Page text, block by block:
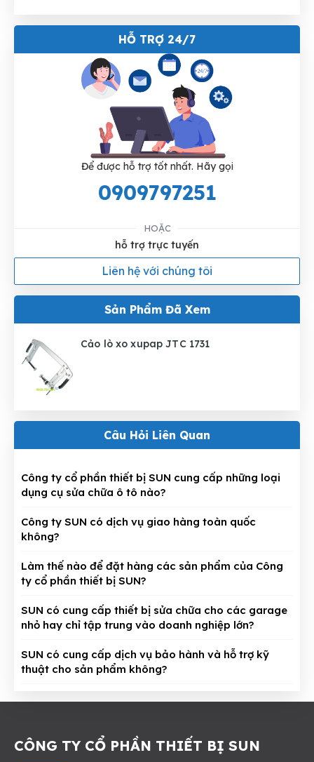
HỖ TRỢ 24/7
Để được hỗ trợ tốt nhất. Hãy gọi
0909797251
HOẶC
hỗ trợ trực tuyến
Liên hệ với chúng tôi
Sản Phẩm Đã Xem
Cảo lò xo xupap JTC 1731
Câu Hỏi Liên Quan
Công ty cổ phần thiết bị SUN cung cấp những loại
dụng cụ sửa chữa ô tô nào?
Công ty SUN có dịch vụ giao hàng toàn quốc
không?
Làm thế nào để đặt hàng các sản phẩm của Công
ty cổ phần thiết bị SUN?
SUN có cung cấp thiết bị sửa chữa cho các garage
nhỏ hay chỉ tập trung vào doanh nghiệp lớn?
SUN có cung cấp dịch vụ bảo hành và hỗ trợ kỹ
thuật cho sản phẩm không?
CÔNG TY CỔ PHẦN THIẾT BỊ SUN